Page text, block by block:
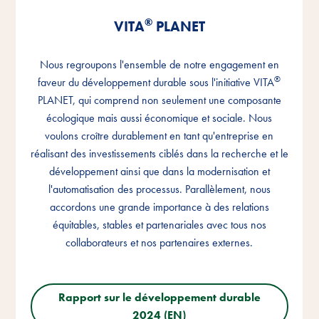
VITA®PLANET
Nous regroupons l'ensemble de notre engagement en
faveur du développement durable sous l'initiative VITA®
PLANET, qui comprend non seulement une composante
écologique mais aussi économique et sociale. Nous
voulons croître durablement en tant qu'entreprise en
réalisant des investissements ciblés dans la recherche et le
développement ainsi que dans la modernisation et
l'automatisation des processus. Parallèlement, nous
accordons une grande importance à des relations
équitables, stables et partenariales avec tous nos
collaborateurs et nos partenaires externes.
Rapport sur le développement durable
2024 (EN)
VITA®PLANET
Nous regroupons l'ensemble de notre engagement en
faveur du développement durable sous l'initiative VITA®
PLANET, qui comprend non seulement une composante
écologique mais aussi économique et sociale. Nous
voulons croître durablement en tant qu'entreprise en
réalisant des investissements ciblés dans la recherche et le
développement ainsi que dans la modernisation et
l'automatisation des processus. Parallèlement, nous
accordons une grande importance à des relations
équitables, stables et partenariales avec tous nos
collaborateurs et nos partenaires externes.
Rapport sur le développement durable
2024 (EN)
VITA®PLANET
Nous regroupons l'ensemble de notre engagement en
faveur du développement durable sous l'initiative VITA®
PLANET, qui comprend non seulement une composante
écologique mais aussi économique et sociale. Nous
voulons croître durablement en tant qu'entreprise en
réalisant des investissements ciblés dans la recherche et le
développement ainsi que dans la modernisation et
l'automatisation des processus. Parallèlement, nous
accordons une grande importance à des relations
équitables, stables et partenariales avec tous nos
collaborateurs et nos partenaires externes.
Rapport sur le développement durable
2024 (EN)